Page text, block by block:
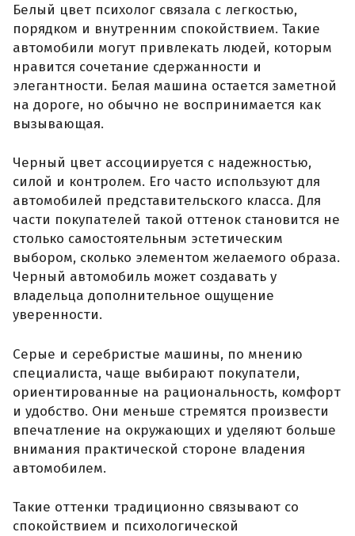
Белый цвет психолог связала с легкостью,
порядком и внутренним спокойствием. Такие
автомобили могут привлекать людей, которым
нравится сочетание сдержанности и
элегантности. Белая машина остается заметной
на дороге, но обычно не воспринимается как
вызывающая.
Черный цвет ассоциируется с надежностью,
силой и контролем. Его часто используют для
автомобилей представительского класса. Для
части покупателей такой оттенок становится не
столько самостоятельным эстетическим
выбором, сколько элементом желаемого образа.
Черный автомобиль может создавать у
владельца дополнительное ощущение
уверенности.
Серые и серебристые машины, по мнению
специалиста, чаще выбирают покупатели,
ориентированные на рациональность, комфорт
и удобство. Они меньше стремятся произвести
впечатление на окружающих и уделяют больше
внимания практической стороне владения
автомобилем.
Такие оттенки традиционно связывают со
спокойствием и психологической